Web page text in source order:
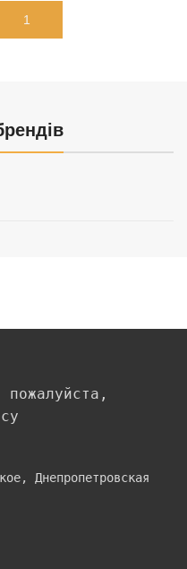
В КОРЗИНУ
Днепропетровская